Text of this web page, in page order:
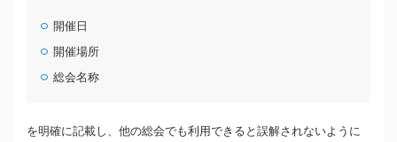
開催日
開催場所
総会名称
を明確に記載し、他の総会でも利用できると誤解されないように